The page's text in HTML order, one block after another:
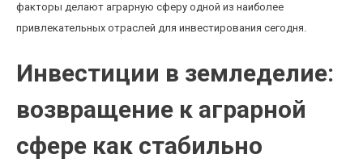
факторы делают аграрную сферу одной из наиболее
привлекательных отраслей для инвестирования сегодня.
Инвестиции в земледелие:
возвращение к аграрной
сфере как стабильно